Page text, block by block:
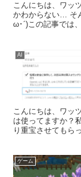
こんにちは、ワッ
かわからない… そ
ω･´)この記事では
AI
こんにちは、ワッ
は使ってますか？
り重宝させてもら
ゲーム